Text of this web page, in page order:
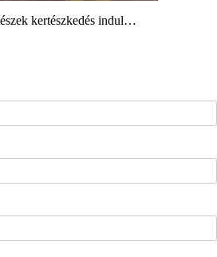
kertészkedés indul…